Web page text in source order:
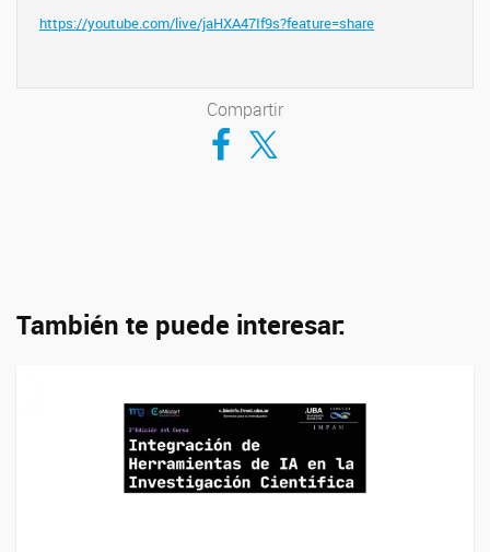
https://youtube.com/live/jaHXA47If9s?feature=share
Compartir
Compartir en Facebook
Compartir en Twitter
También te puede interesar: